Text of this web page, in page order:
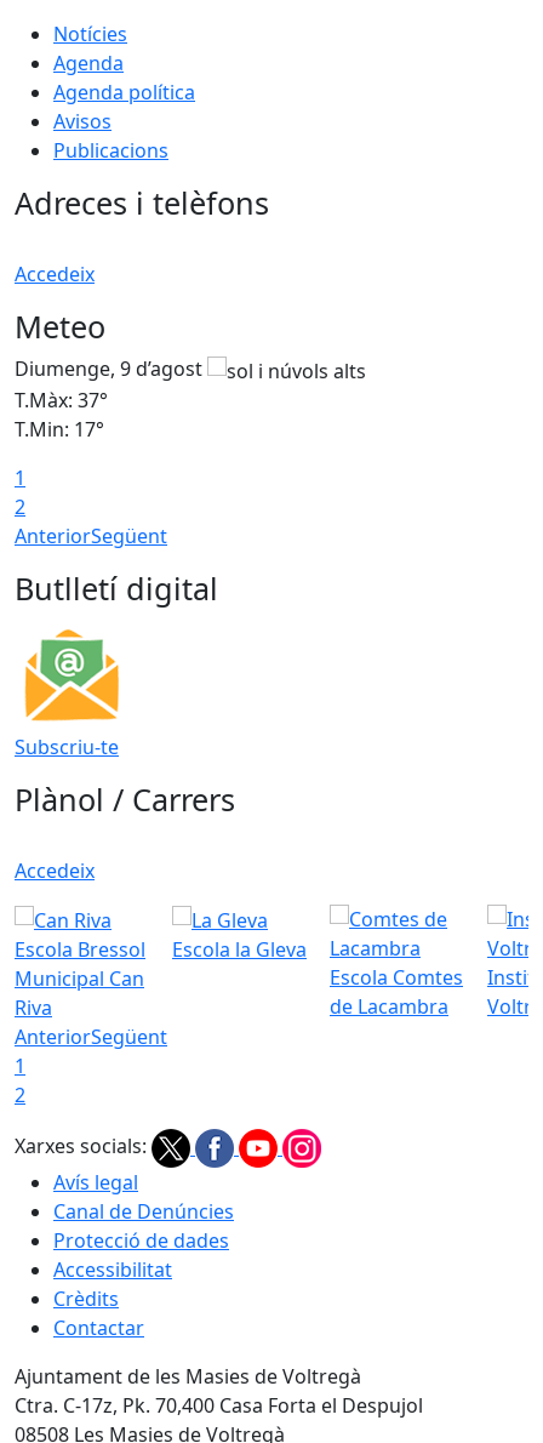
Notícies
Agenda
Agenda política
Avisos
Publicacions
Adreces i telèfons
Accedeix
Meteo
Diumenge, 9 d’agost
T.Màx: 37°
T.Min: 17°
1
2
AnteriorSegüent
Butlletí digital
Subscriu-te
Plànol / Carrers
Accedeix
Escola Bressol
Municipal Can
Riva
Escola la Gleva
Escola Comtes
de Lacambra
AnteriorSegüent
1
2
Xarxes socials:
Avís legal
Canal de Denúncies
Protecció de dades
Accessibilitat
Crèdits
Contactar
Ajuntament de les Masies de Voltregà
Ctra. C-17z, Pk. 70,400 Casa Forta el Despujol
08508 Les Masies de Voltregà